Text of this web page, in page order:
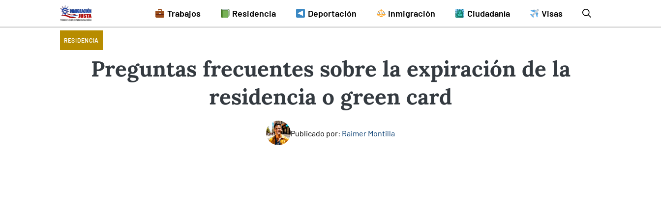
al
Trabajos Residencia Deportación Inmigración Ciudadanía Visas
RESIDENCIA
Preguntas frecuentes sobre la expiración de la
residencia o green card
Publicado por: Raimer Montilla